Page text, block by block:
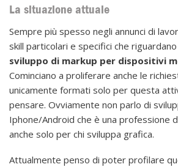
La situazione attuale
Sempre più spesso negli annunci di
skill particolari e specifici che riguardano
sviluppo di markup per dispositivi
Cominciano a proliferare anche le
unicamente formati solo per questa
pensare. Ovviamente non parlo di
Iphone/Android che è una professione
anche solo per chi sviluppa grafica.
Attualmente penso di poter profilare